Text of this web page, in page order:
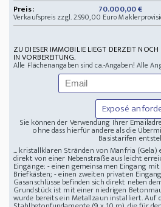
Preis:
70.000,00 €
Verkaufspreis zzgl. 2.990,00 Euro
ZU DIESER IMMOBILIE LIEGT DERZEIT
IN VORBEREITUNG.
Alle Flächenangaben sind ca.-Angaben! Alle
Exposé
Sie können der Verwendung Ihrer
ohne dass hierfür andere als die
Basistarifen
... kristallklaren Stränden von Manfria
direkt von einer Nebenstraße aus leicht
Eingänge: - einen gemeinsamen Eingang
Briefkästen; - einen zweiten privaten
Gasanschlüsse befinden sich direkt neben
Grundstück ist mit einer niedrigen
wurde bereits ein Metallzaun installiert. Auf